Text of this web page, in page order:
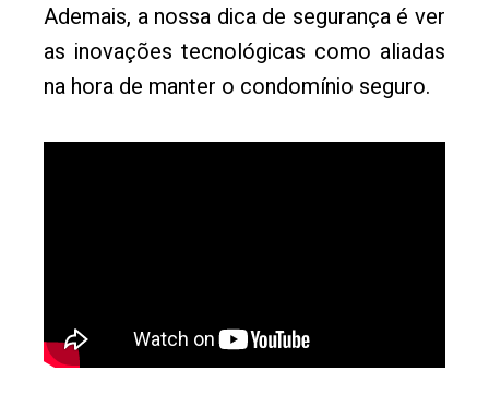
Ademais, a nossa dica de segurança é ver
as inovações tecnológicas como aliadas
na hora de manter o condomínio seguro.